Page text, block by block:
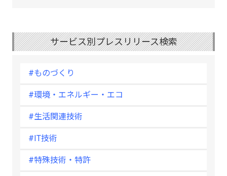
サービス別プレスリリース検索
#ものづくり
#環境・エネルギー・エコ
#生活関連技術
#IT技術
#特殊技術・特許